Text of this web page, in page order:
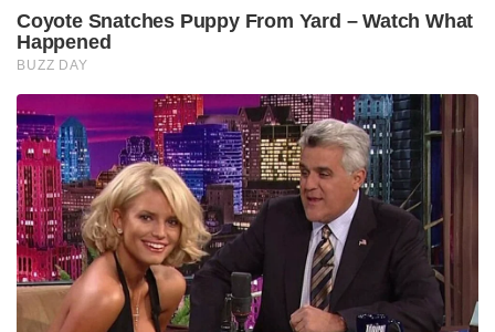
Coyote Snatches Puppy From Yard – Watch What
Happened
BUZZ DAY